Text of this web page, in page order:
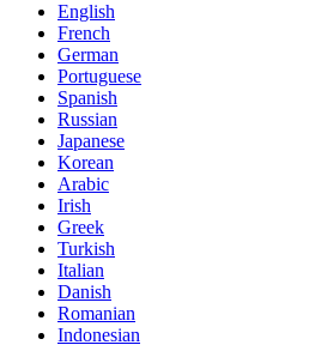
English
French
German
Portuguese
Spanish
Russian
Japanese
Korean
Arabic
Irish
Greek
Turkish
Italian
Danish
Romanian
Indonesian